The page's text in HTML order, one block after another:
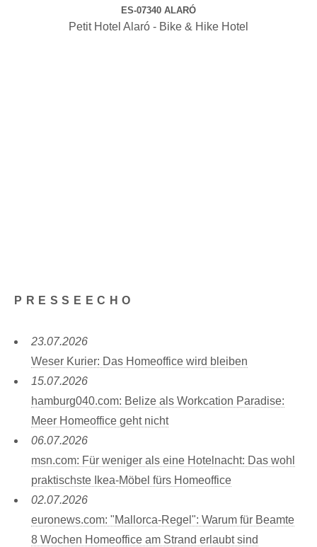
ES-07340 ALARÓ
Petit Hotel Alaró - Bike & Hike Hotel
PRESSEECHO
23.07.2026
Weser Kurier: Das Homeoffice wird bleiben
15.07.2026
hamburg040.com: Belize als Workcation Paradise:
Meer Homeoffice geht nicht
06.07.2026
msn.com: Für weniger als eine Hotelnacht: Das wohl
praktischste Ikea-Möbel fürs Homeoffice
02.07.2026
euronews.com: "Mallorca-Regel": Warum für Beamte
8 Wochen Homeoffice am Strand erlaubt sind